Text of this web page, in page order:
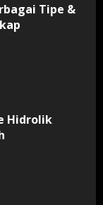
Tipe &
Hidrolik